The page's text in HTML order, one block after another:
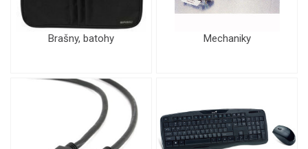
Brašny, batohy Mechaniky